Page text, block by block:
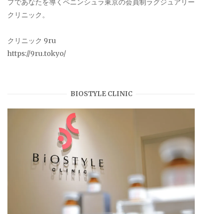
プであなたを導くペニンシュラ東京の会員制ラグジュアリー
クリニック。
クリニック 9ru
https://9ru.tokyo/
BIOSTYLE CLINIC